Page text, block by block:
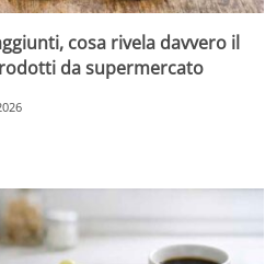
cosa rivela davvero il
da supermercato